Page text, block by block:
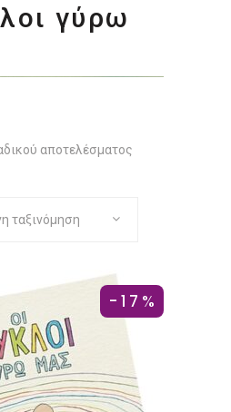
γύρω
αποτελέσματος
ταξινόμηση
-17%